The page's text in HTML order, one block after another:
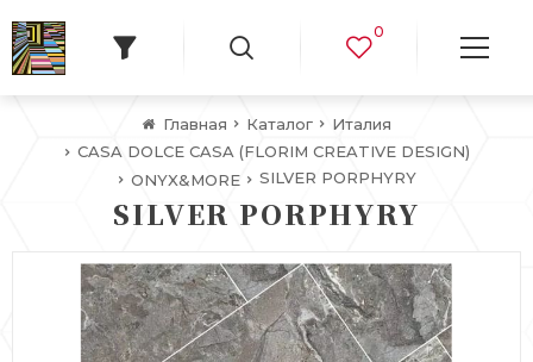
0
Главная Каталог
Италия
CASA DOLCE CASA (FLORIM CREATIVE DESIGN)
ONYX&MORE
SILVER PORPHYRY
SILVER PORPHYRY